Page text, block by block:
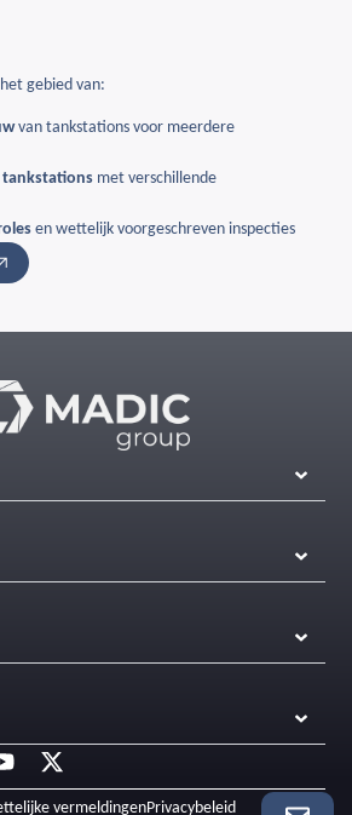
gebied van:
van tankstations voor meerdere
met verschillende
en wettelijk voorgeschreven inspecties
vermeldingenPrivacybeleid